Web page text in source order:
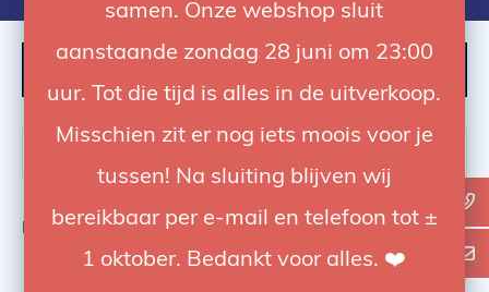
samen. Onze webshop sluit
aanstaande zondag 28 juni om 23:00
uur. Tot die tijd is alles in de uitverkoop.
Misschien zit er nog iets moois voor je
tussen! Na sluiting blijven wij
bereikbaar per e-mail en telefoon tot ±
1 oktober. Bedankt voor alles. ❤️
Bekijk0 van de 0 producten